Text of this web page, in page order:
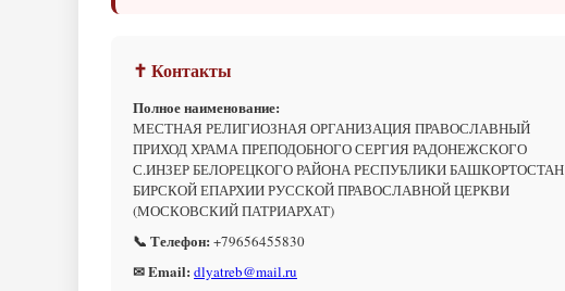
✝ Контакты
Полное наименование:
МЕСТНАЯ РЕЛИГИОЗНАЯ ОРГАНИЗАЦИЯ ПРАВОСЛАВНЫЙ
ПРИХОД ХРАМА ПРЕПОДОБНОГО СЕРГИЯ РАДОНЕЖСКОГО
С.ИНЗЕР БЕЛОРЕЦКОГО РАЙОНА РЕСПУБЛИКИ БАШКОРТОСТАН
БИРСКОЙ ЕПАРХИИ РУССКОЙ ПРАВОСЛАВНОЙ ЦЕРКВИ
(МОСКОВСКИЙ ПАТРИАРХАТ)
📞 Телефон: +79656455830
✉ Email: dlyatreb@mail.ru